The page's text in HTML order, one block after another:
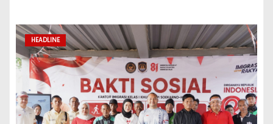
HEADLINE